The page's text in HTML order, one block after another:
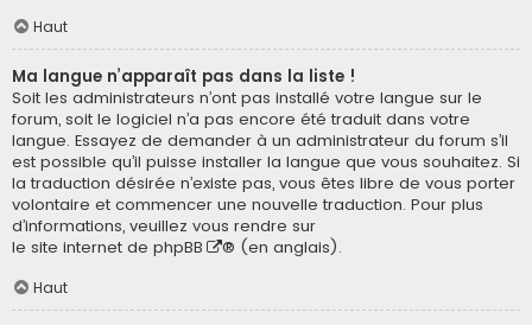
Haut
Ma langue n’apparaît pas dans la liste !
Soit les administrateurs n’ont pas installé votre langue sur le
forum, soit le logiciel n’a pas encore été traduit dans votre
langue. Essayez de demander à un administrateur du forum s’il
est possible qu’il puisse installer la langue que vous souhaitez. Si
la traduction désirée n’existe pas, vous êtes libre de vous porter
volontaire et commencer une nouvelle traduction. Pour plus
d’informations, veuillez vous rendre sur
le site internet de phpBB
® (en anglais).
Haut